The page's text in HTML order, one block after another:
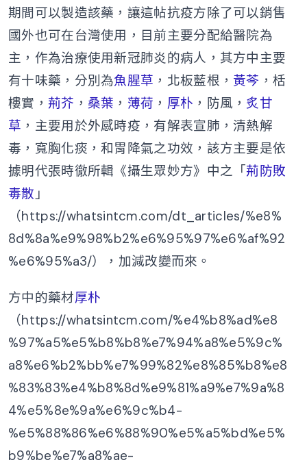
期間可以製造該藥，讓這帖抗疫方除了可以銷售
國外也可在台灣使用，目前主要分配給醫院為
主，作為治療使用新冠肺炎的病人，其方中主要
有十味藥，分別為魚腥草 ，北板藍根， 黃芩 ，栝
樓實， 荊芥 ， 桑葉 ， 薄荷 ， 厚朴 ，防風， 炙甘
草 ，主要用於外感時疫，有解表宣肺，清熱解
毒，寬胸化痰，和胃降氣之功效，該方主要是依
據明代張時徹所輯《攝生眾妙方》中之「荊防敗
毒散」
（https://whatsintcm.com/dt_articles/%e8%
8d%8a%e9%98%b2%e6%95%97%e6%af%92
%e6%95%a3/），加減改變而來。
方中的藥材厚朴
（https://whatsintcm.com/%e4%b8%ad%e8
%97%a5%e5%b8%b8%e7%94%a8%e5%9c%
a8%e6%b2%bb%e7%99%82%e8%85%b8%e8
%83%83%e4%b8%8d%e9%81%a9%e7%9a%8
4%e5%8e%9a%e6%9c%b4-
%e5%88%86%e6%88%90%e5%a5%bd%e5%
b9%be%e7%a8%ae-